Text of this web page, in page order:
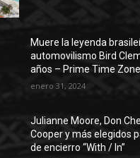
Muere la leyenda
automovilismo Bird
años – Prime Time Zone
enero 31, 2024
Julianne Moore, Don
Cooper y más elegidos
de encierro “With / In”